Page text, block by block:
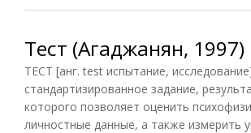
Тест (Агаджанян, 1997)
ТЕСТ [анг. test испытание,
стандартизированное задание,
которого позволяет оценить
личностные данные, а также измерить